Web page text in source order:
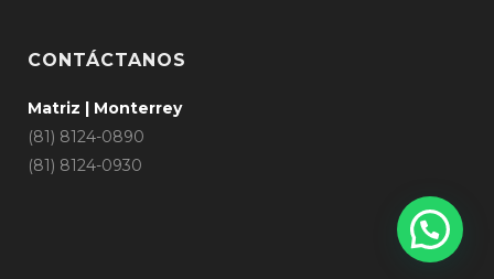
CONTÁCTANOS
Matriz | Monterrey
(81) 8124-0890
(81) 8124-0930